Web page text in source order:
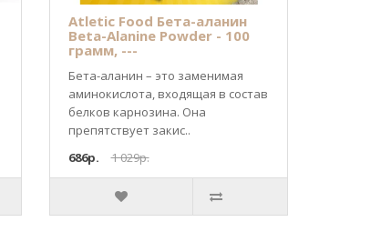
Atletic Food Бета-аланин
Beta-Alanine Powder - 100
грамм, ---
Бета-аланин – это заменимая
аминокислота, входящая в состав
белков карнозина. Она
препятствует закис..
686р.
1 029р.